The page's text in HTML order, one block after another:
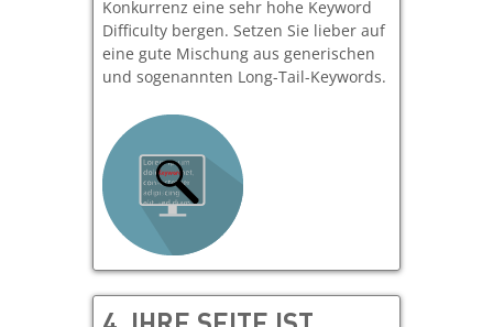
Konkurrenz eine sehr hohe Keyword
Difficulty bergen. Setzen Sie lieber auf
eine gute Mischung aus generischen
und sogenannten Long-Tail-Keywords.